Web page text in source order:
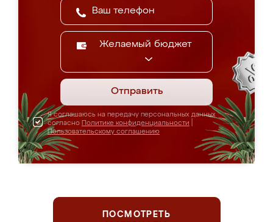
Желаемый бюджет
Отправить
Я соглашаюсь на передачу персональных данных
согласно Политике конфиденциальности
Пользовательскому соглашению
ПОСМОТРЕТЬ